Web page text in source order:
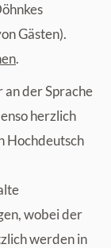
Gästen).
.
der Sprache
herzlich
Hochdeutsch
wobei der
werden in